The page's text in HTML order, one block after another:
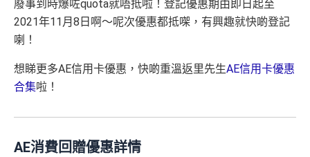
廢事到時爆咗quota就唔抵啦！登記優惠期由即日起至
2021年11月8日啊～呢次優惠都抵㗎，有興趣就快啲登記
喇！
想睇更多AE信用卡優惠，快啲重溫返里先生AE信用卡優惠
合集啦！
AE消費回贈優惠詳情